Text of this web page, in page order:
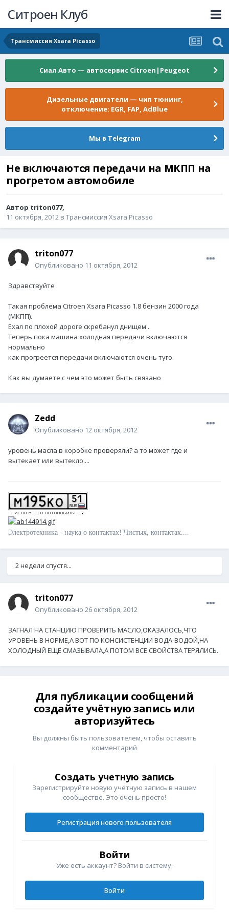
Ситроен Клуб
Трансмиссия Xsara Picasso
Сиал Авто — автосервис Citroen|Peugeot
Дизельные двигатели — чип тюнинг,
отключение: EGR, FAP, AdBlue
Мы в Telegram
Не включаются передачи на МКПП на
прогретом автомобиле
Автор triton077,
11 октября, 2012 в Трансмиссия Xsara Picasso
triton077
Опубликовано 11 октября, 2012
Здравствуйте .
Такая проблема Citroen Xsara Picasso 1.8 бензин 2000 года
(МКПП).
Ехал по плохой дороге скребанул днищем .
Теперь пока машина холодная передачи включаются
нормально
как прогреется передачи включаются очень туго.
Как вы думаете с чем это может быть связано
Zedd
Опубликовано 12 октября, 2012
уровень масла в коробке проверяли? а то может где и
вытекает или вытекло....
Электротехника - наука о контактах! Чистых, контактах....
2 недели спустя...
triton077
Опубликовано 26 октября, 2012
ЗАГНАЛ НА СТАНЦИЮ ПРОВЕРИТЬ МАСЛО,ОКАЗАЛОСЬ,ЧТО
УРОВЕНЬ В НОРМЕ,А ВОТ ПО КОНСИСТЕНЦИИ ВОДА-ВОДОЙ,НА
ХОЛОДНЫЙ ЕЩЁ СМАЗЫВАЛА,А ПОТОМ ВСЕ СВОЙСТВА ТЕРЯЛИСЬ.
Для публикации сообщений
создайте учётную запись или
авторизуйтесь
Вы должны быть пользователем, чтобы оставить
комментарий
Создать учетную запись
Зарегистрируйте новую учётную запись в нашем
сообществе. Это очень просто!
Регистрация нового пользователя
Войти
Уже есть аккаунт? Войти в систему.
Войти